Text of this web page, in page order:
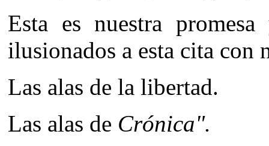
Esta es nuestra
ilusionados a esta cita con
Las alas de la libertad.
Las alas de Crónica".